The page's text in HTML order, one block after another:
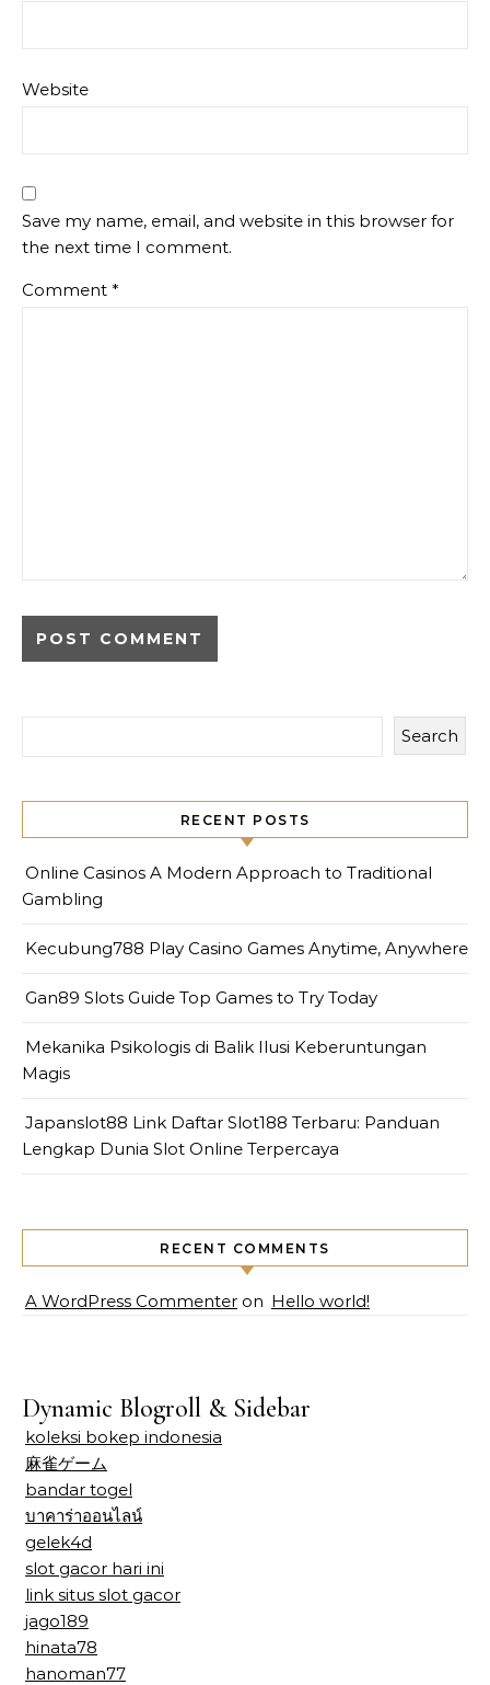
Website
Save my name, email, and website in this browser for
the next time I comment.
Comment *
Search
RECENT POSTS
Online Casinos A Modern Approach to Traditional
Gambling
Kecubung788 Play Casino Games Anytime, Anywhere
Gan89 Slots Guide Top Games to Try Today
Mekanika Psikologis di Balik Ilusi Keberuntungan
Magis
Japanslot88 Link Daftar Slot188 Terbaru: Panduan
Lengkap Dunia Slot Online Terpercaya
RECENT COMMENTS
A WordPress Commenter on Hello world!
Dynamic Blogroll & Sidebar
koleksi bokep indonesia
麻雀ゲーム
bandar togel
บาคาร่าออนไลน์
gelek4d
slot gacor hari ini
link situs slot gacor
jago189
hinata78
hanoman77